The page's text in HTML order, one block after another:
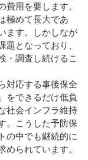
用を要します。
極めて長大であ
ます。しかしなが
となっており、
・調査し続けるこ
対応する事後保全
をできるだけ低負
社会インフラ維持
。こうした予防保
の中でも継続的に
られています。